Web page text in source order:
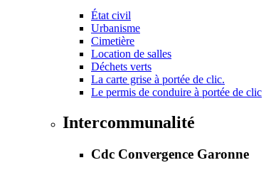
État civil
Urbanisme
Cimetière
Location de salles
Déchets verts
La carte grise à portée de clic.
Le permis de conduire à portée de clic
Intercommunalité
Cdc Convergence Garonne